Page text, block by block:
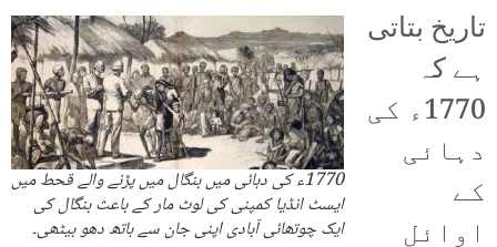
1770ء کی دہائی میں بنگال میں پڑنے والے قحط میں
ایسٹ انڈیا کمپنی کی لوٹ مار کے باعث بنگال کی
ایک چوتھائی آبادی اپنی جان سے ہاتھ دھو بیٹھی۔
تاریخ بتاتی
ہے کہ
1770ء کی
دہائی
کے
اوائل